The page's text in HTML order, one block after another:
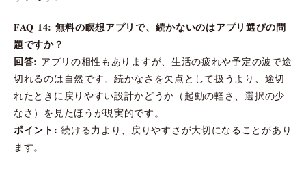
FAQ 14: 無料の瞑想アプリで、続かないのはアプリ選びの問
題ですか？
回答: アプリの相性もありますが、生活の疲れや予定の波で途
切れるのは自然です。続かなさを欠点として扱うより、途切
れたときに戻りやすい設計かどうか（起動の軽さ、選択の少
なさ）を見たほうが現実的です。
ポイント: 続ける力より、戻りやすさが大切になることがあり
ます。